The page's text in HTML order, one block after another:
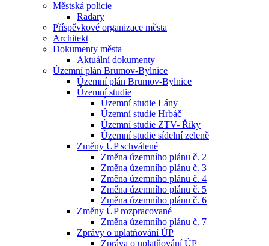
Městská policie
Radary
Příspěvkové organizace města
Architekt
Dokumenty města
Aktuální dokumenty
Územní plán Brumov-Bylnice
Územní plán Brumov-Bylnice
Územní studie
Územní studie Lány
Územní studie Hrbáč
Územní studie ZTV- Říky
Územní studie sídelní zeleně
Změny ÚP schválené
Změna územního plánu č. 2
Změna územního plánu č. 3
Změna územního plánu č. 4
Změna územního plánu č. 5
Změna územního plánu č. 6
Změny ÚP rozpracované
Změna územního plánu č. 7
Zprávy o uplatňování ÚP
Zpráva o uplatňování ÚP